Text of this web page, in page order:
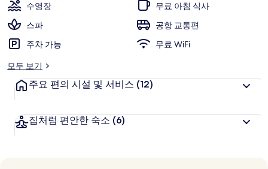
의
사
진
갤
수영장
무료 아침 식사
스파
공항 교통편
주차 가능
무료 WiFi
모두 보기
주요 편의 시설 및 서비스 (12)
집처럼 편안한 숙소 (6)